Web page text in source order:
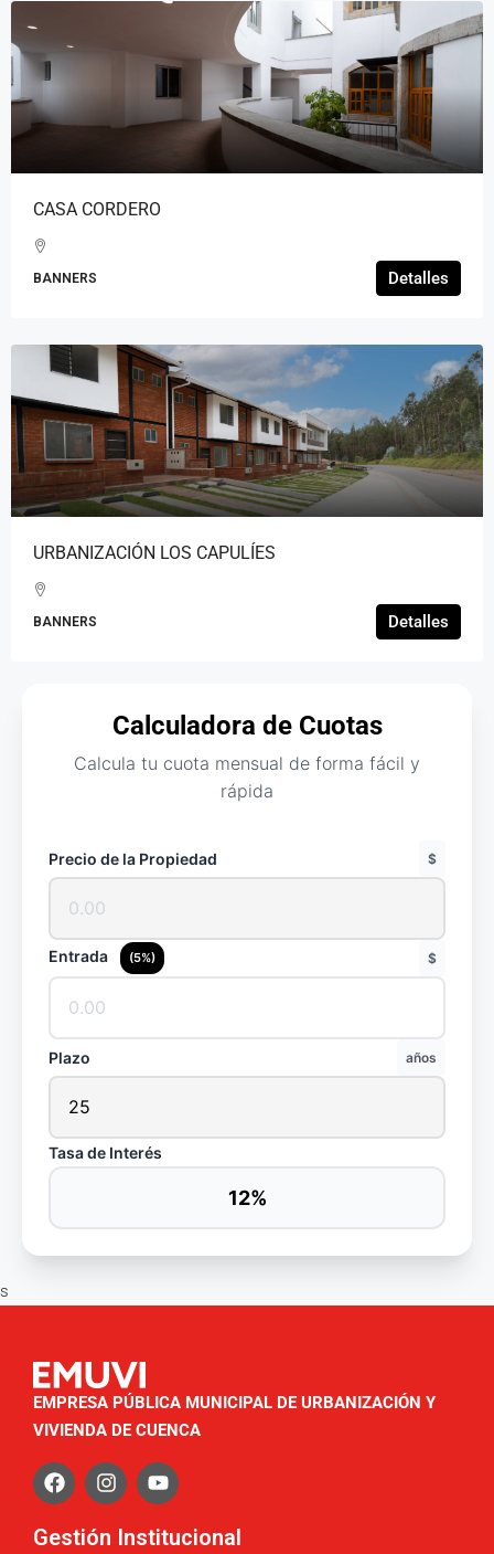
CASA CORDERO
BANNERS Detalles
URBANIZACIÓN LOS CAPULÍES
BANNERS Detalles
Calculadora de Cuotas
Calcula tu cuota mensual de forma fácil y
rápida
Precio de la Propiedad $
Entrada (5%) $
Plazo años
Tasa de Interés
12%
s
EMPRESA PÚBLICA MUNICIPAL DE URBANIZACIÓN Y
VIVIENDA DE CUENCA
Gestión Institucional